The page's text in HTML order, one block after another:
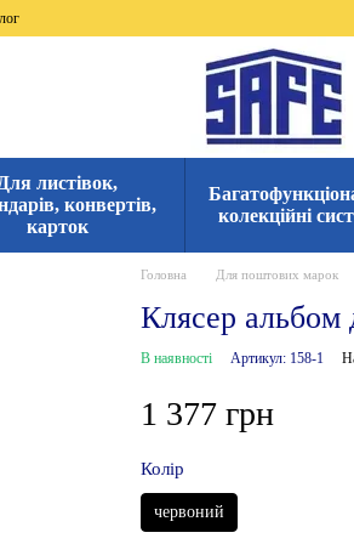
Для листівок,
конвертів,
карток
колекційні
Головна Для поштових марок
Клясер альбом
В наявності Артикул: 158-1
1 377 грн
Колір
червоний